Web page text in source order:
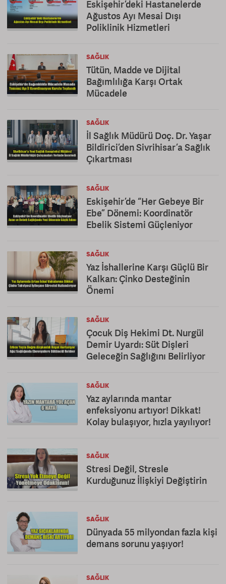
Eskişehir’deki Hastanelerde
Ağustos Ayı Mesai Dışı
Poliklinik Hizmetleri
SAĞLIK
Tütün, Madde ve Dijital
Bağımlılığa Karşı Ortak
Mücadele
SAĞLIK
İl Sağlık Müdürü Doç. Dr. Yaşar
Bildirici’den Sivrihisar’a Sağlık
Çıkartması
SAĞLIK
Eskişehir’de “Her Gebeye Bir
Ebe” Dönemi: Koordinatör
Ebelik Sistemi Güçleniyor
SAĞLIK
Yaz İshallerine Karşı Güçlü Bir
Kalkan: Çinko Desteğinin
Önemi
SAĞLIK
Çocuk Diş Hekimi Dt. Nurgül
Demir Uyardı: Süt Dişleri
Geleceğin Sağlığını Belirliyor
SAĞLIK
Yaz aylarında mantar
enfeksiyonu artıyor! Dikkat!
Kolay bulaşıyor, hızla yayılıyor!
SAĞLIK
Stresi Değil, Stresle
Kurduğunuz İlişkiyi Değiştirin
SAĞLIK
Dünyada 55 milyondan fazla kişi
demans sorunu yaşıyor!
SAĞLIK